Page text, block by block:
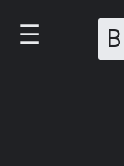
☰ B